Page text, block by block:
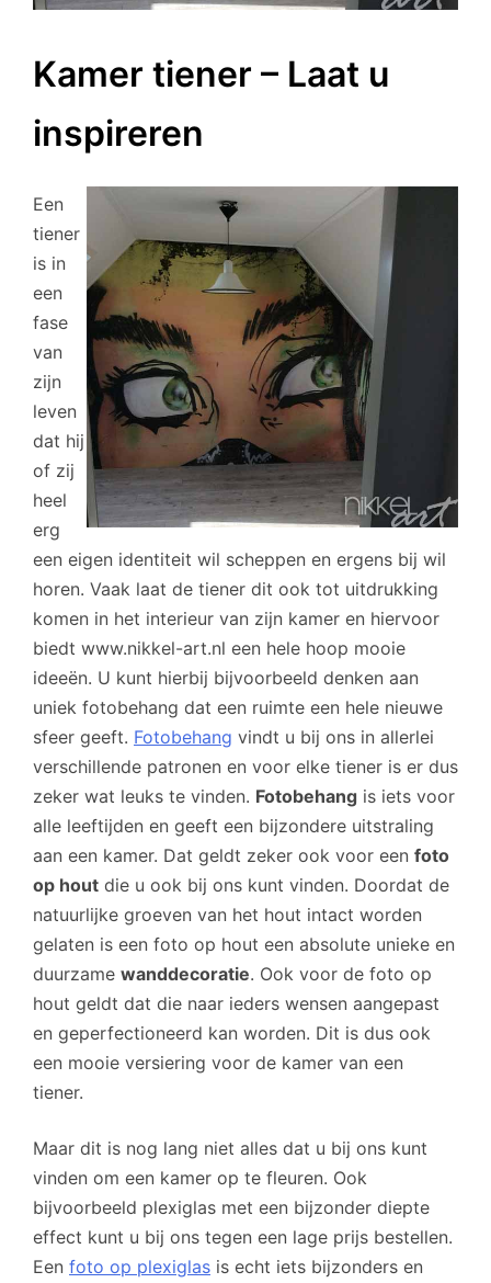
Kamer tiener – Laat u
inspireren
Een
tiener
is in
een
fase
van
zijn
leven
dat hij
of zij
heel
erg
een eigen identiteit wil scheppen en ergens bij wil
horen. Vaak laat de tiener dit ook tot uitdrukking
komen in het interieur van zijn kamer en hiervoor
biedt www.nikkel-art.nl een hele hoop mooie
ideeën. U kunt hierbij bijvoorbeeld denken aan
uniek fotobehang dat een ruimte een hele nieuwe
sfeer geeft. Fotobehang vindt u bij ons in allerlei
verschillende patronen en voor elke tiener is er dus
zeker wat leuks te vinden. Fotobehang is iets voor
alle leeftijden en geeft een bijzondere uitstraling
aan een kamer. Dat geldt zeker ook voor een foto
op hout die u ook bij ons kunt vinden. Doordat de
natuurlijke groeven van het hout intact worden
gelaten is een foto op hout een absolute unieke en
duurzame wanddecoratie. Ook voor de foto op
hout geldt dat die naar ieders wensen aangepast
en geperfectioneerd kan worden. Dit is dus ook
een mooie versiering voor de kamer van een
tiener.
Maar dit is nog lang niet alles dat u bij ons kunt
vinden om een kamer op te fleuren. Ook
bijvoorbeeld plexiglas met een bijzonder diepte
effect kunt u bij ons tegen een lage prijs bestellen.
Een foto op plexiglas is echt iets bijzonders en